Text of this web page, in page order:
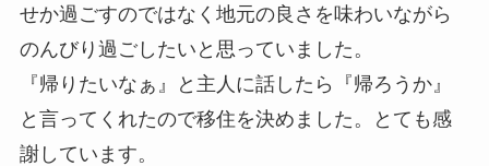
せか過ごすのではなく地元の良さを味わいながら
のんびり過ごしたいと思っていました。
『帰りたいなぁ』と主人に話したら『帰ろうか』
と言ってくれたので移住を決めました。とても感
謝しています。